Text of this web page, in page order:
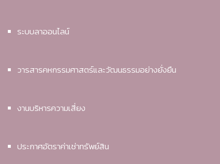
ระบบลาออนไลน์
วารสารคหกรรมศาสตร์และวัฒนธรรมอย่างยั่งยืน
งานบริหารความเสี่ยง
ประกาศอัตราค่าเช่าทรัพย์สิน